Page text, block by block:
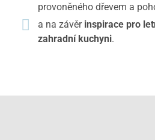
provoněného dřevem a
a na závěr inspirace pro
zahradní kuchyni.